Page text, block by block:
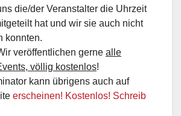
die/der Veranstalter die Uhrzeit
hat und wir sie auch nicht
konnten.
veröffentlichen gerne alle
völlig kostenlos!
kann übrigens auch auf
erscheinen! Kostenlos! Schreib